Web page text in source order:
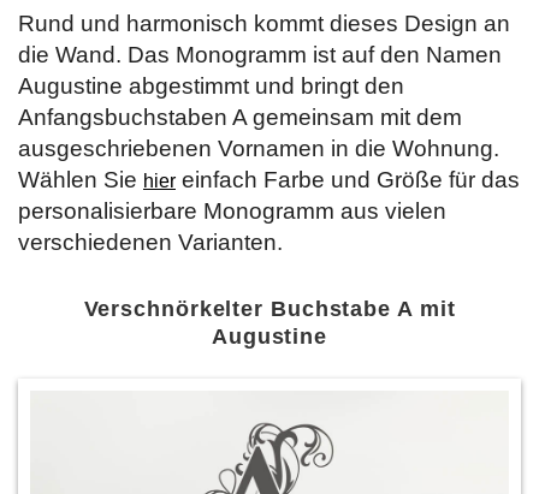
Rund und harmonisch kommt dieses Design an
die Wand. Das Monogramm ist auf den Namen
Augustine abgestimmt und bringt den
Anfangsbuchstaben A gemeinsam mit dem
ausgeschriebenen Vornamen in die Wohnung.
Wählen Sie hier einfach Farbe und Größe für das
personalisierbare Monogramm aus vielen
verschiedenen Varianten.
Verschnörkelter Buchstabe A mit
Augustine